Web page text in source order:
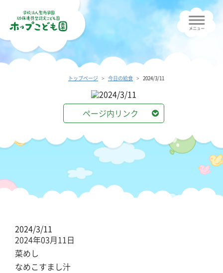
トップページ 今日の給食 2024/3/11
ページ内リンク
2024/3/11
2024年03月11日
菜めし
なめこすまし汁